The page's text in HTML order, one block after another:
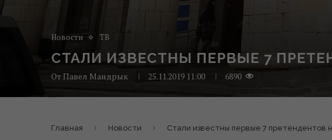
Новости ТВ
СТАЛИ ИЗВЕСТНЫ ПЕРВЫЕ 7
ОтПавел Мандрык 25.11.2019 11:00 6890
Главная Новости Стали известны первые 7 претендентов